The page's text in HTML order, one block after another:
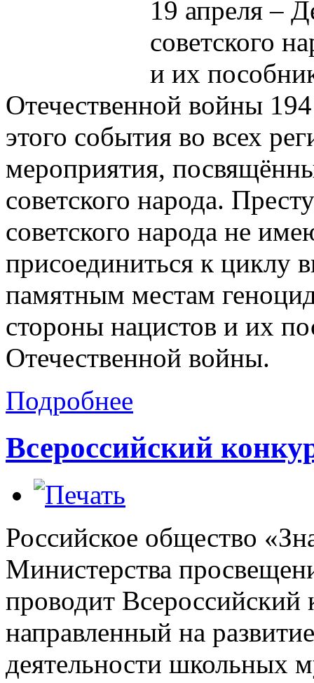
19 апреля –
советского
и их
Отечественной войны
этого события во всех
мероприятия,
советского народа.
советского народа не
присоединиться к циклу
памятным местам
стороны нацистов и их
Отечественной войны.
Подробнее
Всероссийский
Российское общество
Министерства
проводит
направленный на
деятельности школьных